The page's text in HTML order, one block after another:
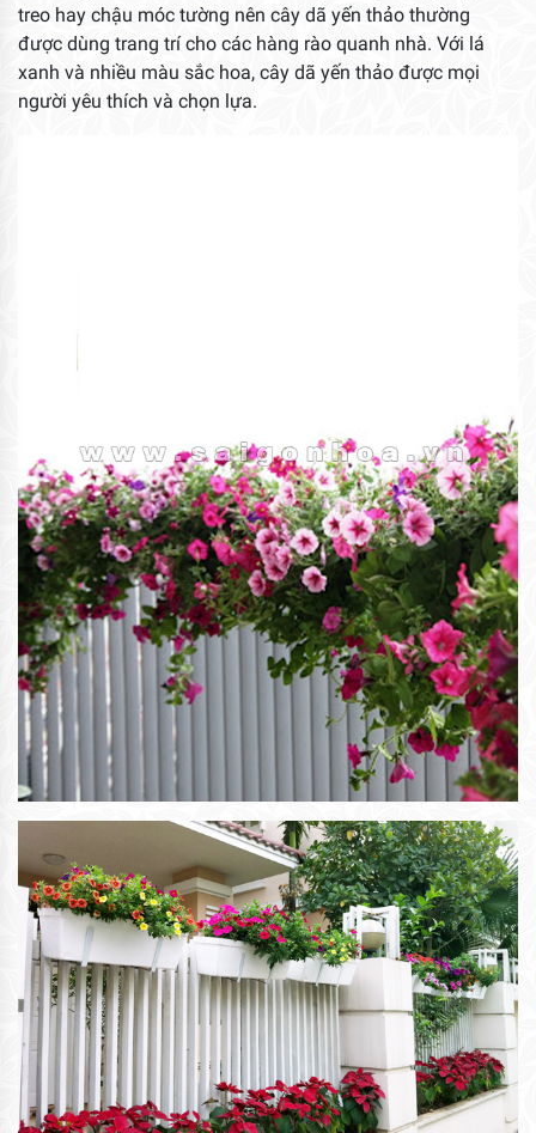
treo hay chậu móc tường nên cây dã yến thảo thường
được dùng trang trí cho các hàng rào quanh nhà. Với lá
xanh và nhiều màu sắc hoa, cây dã yến thảo được mọi
người yêu thích và chọn lựa.